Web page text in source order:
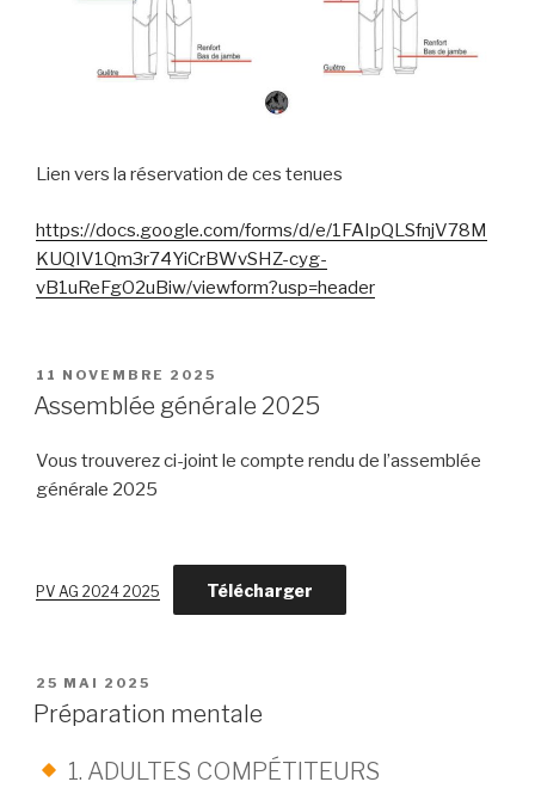
Lien vers la réservation de ces tenues
https://docs.google.com/forms/d/e/1FAIpQLSfnjV78M
KUQIV1Qm3r74YiCrBWvSHZ-cyg-
vB1uReFgO2uBiw/viewform?usp=header
PUBLIÉ
LE
11 NOVEMBRE 2025
Assemblée générale 2025
Vous trouverez ci-joint le compte rendu de l’assemblée
générale 2025
PV AG 2024 2025 Télécharger
PUBLIÉ
LE
25 MAI 2025
Préparation mentale
1. ADULTES COMPÉTITEURS